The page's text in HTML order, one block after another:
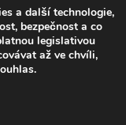
a další technologie,
bezpečnost a co
legislativou
až ve chvíli,